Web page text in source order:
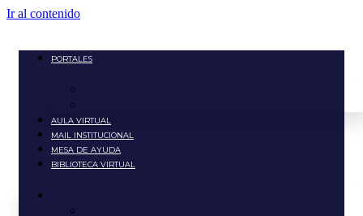
Ir al contenido
PORTALES
AULA VIRTUAL
MAIL INSTITUCIONAL
MESA DE AYUDA
BIBLIOTECA VIRTUAL